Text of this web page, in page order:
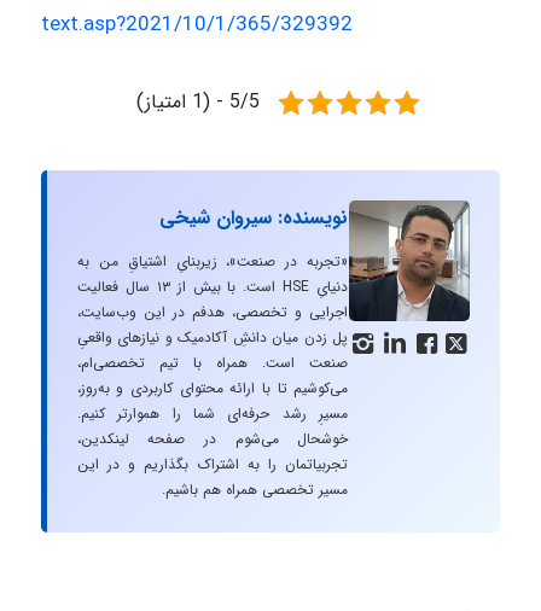
text.asp?2021/10/1/365/329392
5/5 - (1 امتیاز)
   
نویسنده: سیروان شیخی
«تجربه در صنعت»، زیربنایِ اشتیاقِ من به
دنیایِ HSE است. با بیش از ۱۳ سال فعالیت
اجرایی و تخصصی، هدفم در این وب‌سایت،
پل زدن میان دانشِ آکادمیک و نیازهای واقعیِ
صنعت است. همراه با تیم تخصصی‌ام،
می‌کوشیم تا با ارائه محتوای کاربردی و به‌روز،
مسیرِ رشد حرفه‌ای شما را هموارتر کنیم.
خوشحال می‌شوم در صفحه لینکدین،
تجربیاتمان را به اشتراک بگذاریم و در این
مسیر تخصصی همراه هم باشیم.